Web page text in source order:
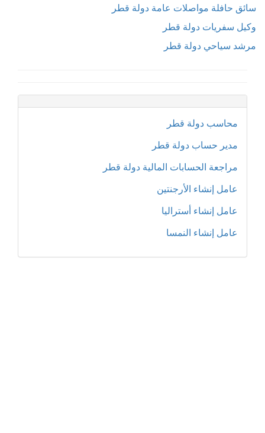
سائق حافلة مواصلات عامة دولة قطر
وكيل سفريات دولة قطر
مرشد سياحي دولة قطر
محاسب دولة قطر
مدير حساب دولة قطر
مراجعة الحسابات المالية دولة قطر
عامل إنشاء الأرجنتين
عامل إنشاء أستراليا
عامل إنشاء النمسا